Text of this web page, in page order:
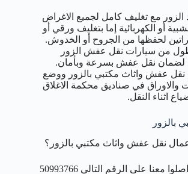
مع تغليف كامل لجميع الاغراض
أو الكهربائية إما بتغليف ورقي أو
لحفظها من الجروح أو الخدوش.
من سيارات نقل عفش الزور
لضمان نقل عفش بسرعة وبأمان.
نقل عفش واثاث مكتبي بالزور ووضع
والاوراق في صناديق محكمة الاغلاق
اثناء النقل.
بالزور
نقل عفش واثاث مكتبي بالزور؟
توقفوا عن البحث وتواصلوا معنا على الرقم التالي 50993766